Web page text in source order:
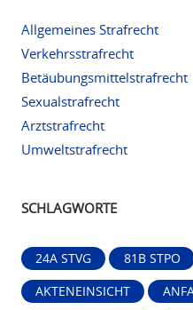
Allgemeines Strafrecht
Verkehrsstrafrecht
Betäubungsmittelstrafrecht
Sexualstrafrecht
Arztstrafrecht
Umweltstrafrecht
SCHLAGWORTE
24A STVG 81B STPO
AKTENEINSICHT